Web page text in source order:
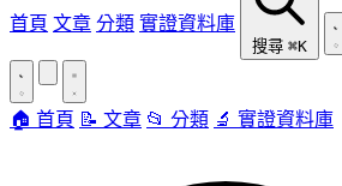
首頁 文章 分類 實證資料庫
搜尋 ⌘K
🏠 首頁 📝 文章 📂 分類 🔬 實證資料庫